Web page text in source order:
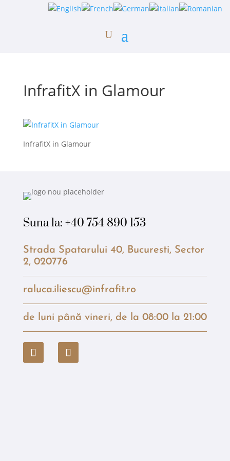
InfrafitX in Glamour
InfrafitX in Glamour
Suna la: +40 754 890 153
Strada Spatarului 40, Bucuresti, Sector
2, 020776
raluca.iliescu@infrafit.ro
de luni până vineri, de la 08:00 la 21:00